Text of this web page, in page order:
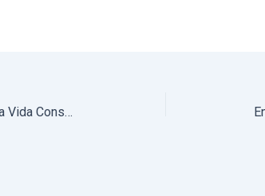
2 a 4 de março: Encontro Nacional da Vida Consagrada